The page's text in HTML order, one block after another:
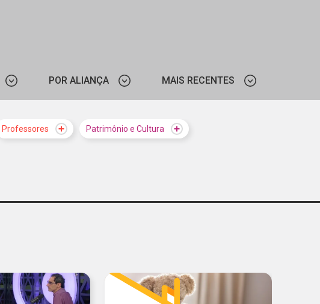
POR ALIANÇA
ORGANIZAÇÃO DOS ESTADOS
FUNDAÇÃO ITAÚ
MAIS RECENTES
Professores Patrimônio e Cultura